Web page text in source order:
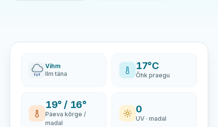
Vihm
Ilm täna
17°C
Õhk praegu
19° / 16°
Päeva kõrge /
madal
0
UV · madal